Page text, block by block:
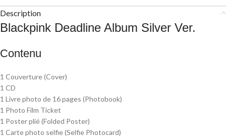
Description
Blackpink Deadline Album Silver Ver.
Contenu
1 Couverture (Cover)
1 CD
1 Livre photo de 16 pages (Photobook)
1 Photo Film Ticket
1 Poster plié (Folded Poster)
1 Carte photo selfie (Selfie Photocard)